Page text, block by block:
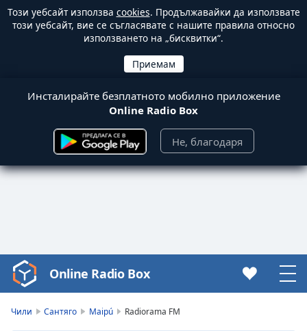
Този уебсайт използва cookies. Продължавайки да използвате
този уебсайт, вие се съгласявате с нашите правила относно
използването на „бисквитки“.
Инсталирайте безплатното мобилно приложение
Online Radio Box
Не, благодаря
Video
Player
Online Radio Box
Чили Сантяго Maipú Radiorama FM